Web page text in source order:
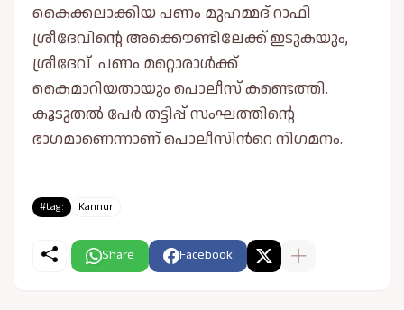
കൈക്കലാക്കിയ പണം മുഹമ്മദ് റാഫി
ശ്രീദേവിന്റെ അക്കൌണ്ടിലേക്ക് ഇടുകയും,
ശ്രീദേവ് പണം മറ്റൊരാൾക്ക്
കൈമാറിയതായും പൊലീസ് കണ്ടെത്തി.
കൂടുതൽ പേർ തട്ടിപ്പ് സംഘത്തിന്റെ
ഭാഗമാണെന്നാണ് പൊലീസിന്‍റെ നിഗമനം.
#tag: Kannur
Share Facebook